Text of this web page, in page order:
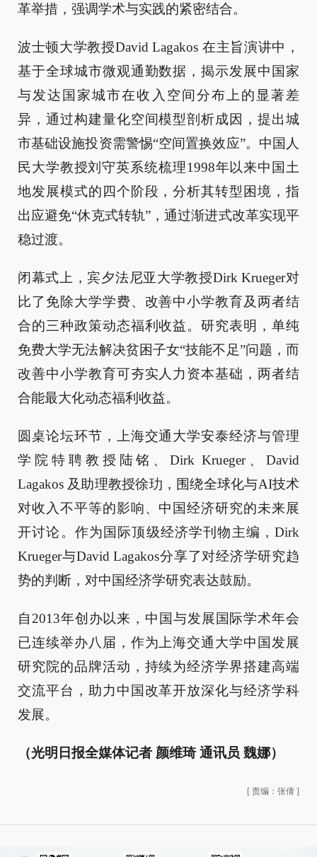
革举措，强调学术与实践的紧密结合。
波士顿大学教授David Lagakos 在主旨演讲中，
基于全球城市微观通勤数据，揭示发展中国家
与发达国家城市在收入空间分布上的显著差
异，通过构建量化空间模型剖析成因，提出城
市基础设施投资需警惕“空间置换效应”。中国人
民大学教授刘守英系统梳理1998年以来中国土
地发展模式的四个阶段，分析其转型困境，指
出应避免“休克式转轨”，通过渐进式改革实现平
稳过渡。
闭幕式上，宾夕法尼亚大学教授Dirk Krueger对
比了免除大学学费、改善中小学教育及两者结
合的三种政策动态福利收益。研究表明，单纯
免费大学无法解决贫困子女“技能不足”问题，而
改善中小学教育可夯实人力资本基础，两者结
合能最大化动态福利收益。
圆桌论坛环节，上海交通大学安泰经济与管理
学院特聘教授陆铭、Dirk Krueger、David
Lagakos 及助理教授徐玏，围绕全球化与AI技术
对收入不平等的影响、中国经济研究的未来展
开讨论。作为国际顶级经济学刊物主编，Dirk
Krueger与David Lagakos分享了对经济学研究趋
势的判断，对中国经济学研究表达鼓励。
自2013年创办以来，中国与发展国际学术年会
已连续举办八届，作为上海交通大学中国发展
研究院的品牌活动，持续为经济学界搭建高端
交流平台，助力中国改革开放深化与经济学科
发展。
（光明日报全媒体记者 颜维琦 通讯员 魏娜）
[ 责编：张倩 ]